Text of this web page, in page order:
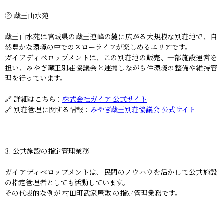
② 蔵王山水苑
蔵王山水苑は宮城県の蔵王連峰の麓に広がる大規模な別荘地で、自
然豊かな環境の中でのスローライフが楽しめるエリアです。
ガイアディベロップメントは、この別荘地の販売、一部施設運営を
担い、みやぎ蔵王別荘協議会と連携しながら住環境の整備や維持管
理を行っています。
🔗 詳細はこちら： 株式会社ガイア 公式サイト
🔗 別荘管理に関する情報： みやぎ蔵王別荘協議会 公式サイト
3. 公共施設の指定管理業務
ガイアディベロップメントは、民間のノウハウを活かして公共施設
の指定管理者としても活動しています。
その代表的な例が 村田町武家屋敷 の指定管理業務です。